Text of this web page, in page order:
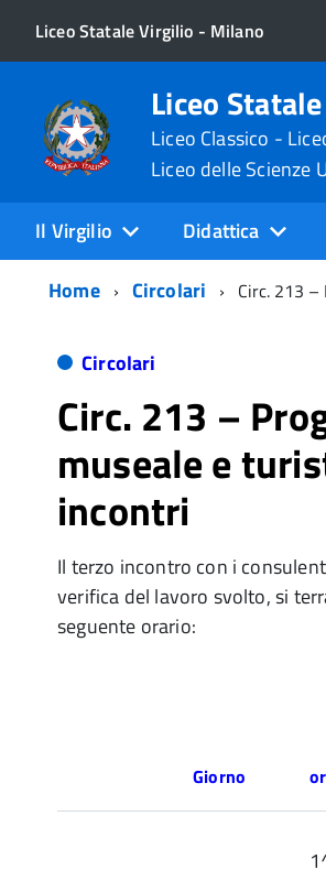
Liceo Statale Virgilio - Milano
Liceo
Liceo Classico -
Liceo delle Scienze
Il Virgilio Didattica
Home
Circolari Circ. 213
Circolari
Circ. 213 –
museale e
incontri
Il terzo incontro con i
verifica del lavoro svolto, si
seguente orario:
Giorno